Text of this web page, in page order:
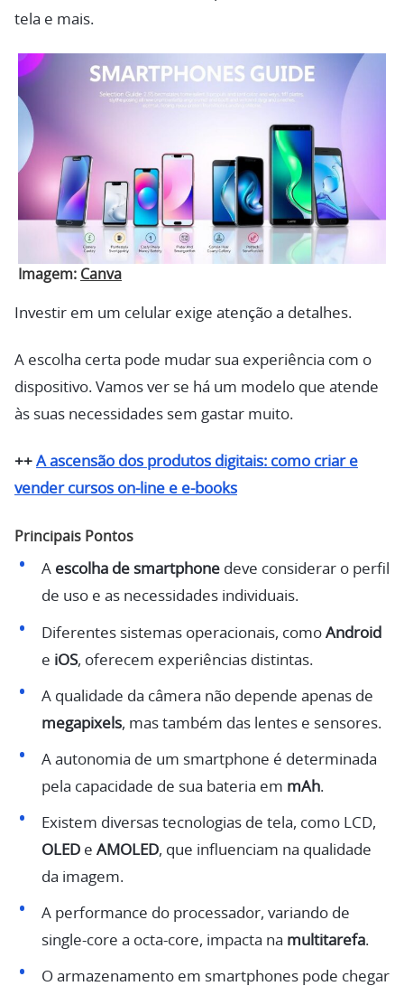
tela e mais.
Imagem: Canva
Investir em um celular exige atenção a detalhes.
A escolha certa pode mudar sua experiência com o
dispositivo. Vamos ver se há um modelo que atende
às suas necessidades sem gastar muito.
++ A ascensão dos produtos digitais: como criar e
vender cursos on-line e e-books
Principais Pontos
A escolha de smartphonedeve considerar o perfil
de uso e as necessidades individuais.
Diferentes sistemas operacionais, como Android
e iOS, oferecem experiências distintas.
A qualidade da câmera não depende apenas de
megapixels, mas também das lentes e sensores.
A autonomia de um smartphone é determinada
pela capacidade de sua bateria em mAh.
Existem diversas tecnologias de tela, como LCD,
OLEDe AMOLED, que influenciam na qualidade
da imagem.
A performance do processador, variando de
single-core a octa-core, impacta na multitarefa.
O armazenamento em smartphones pode chegar